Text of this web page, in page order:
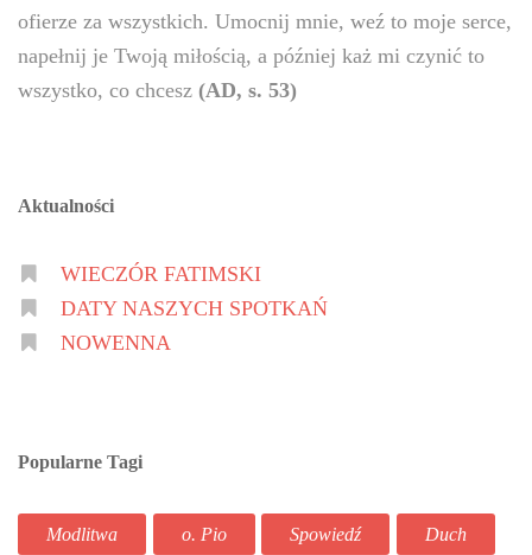
ofierze za wszystkich. Umocnij mnie, weź to moje serce,
napełnij je Twoją miłością, a później każ mi czynić to
wszystko, co chcesz (AD, s. 53)
Aktualności
WIECZÓR FATIMSKI
DATY NASZYCH SPOTKAŃ
NOWENNA
Popularne Tagi
Modlitwa o. Pio Spowiedź Duch